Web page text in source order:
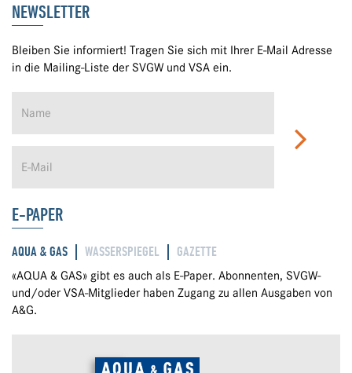
NEWSLETTER
Bleiben Sie informiert! Tragen Sie sich mit Ihrer E-Mail Adresse
in die Mailing-Liste der SVGW und VSA ein.
E-PAPER
AQUA & GAS WASSERSPIEGEL GAZETTE
«AQUA & GAS» gibt es auch als E-Paper. Abonnenten, SVGW-
und/oder VSA-Mitglieder haben Zugang zu allen Ausgaben von
A&G.